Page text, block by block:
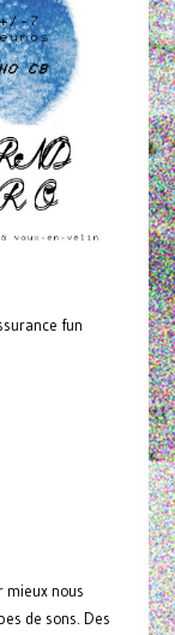
fun
mieux nous
de sons. Des